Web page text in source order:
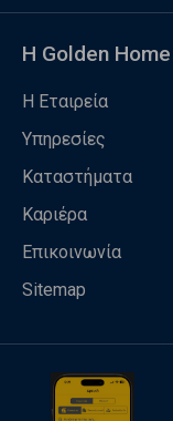
Η Golden Home
Η Εταιρεία
Υπηρεσίες
Καταστήματα
Καριέρα
Επικοινωνία
Sitemap